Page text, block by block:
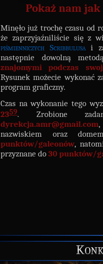
Pokaż nam jak
Minęło już trochę czasu od
że zaprzyjaźniliście się z
piśmienniczych Scribbulusa i
następnie dowolną
znajomymi podczas
Rysunek możecie wykonać
program graficzny.
Czas na wykonanie tego
2359. Zrobione
dyrekcja.amr@gmail.com,
nazwiskiem oraz
punktów/galeonów,
przyznane do 30 punktów/